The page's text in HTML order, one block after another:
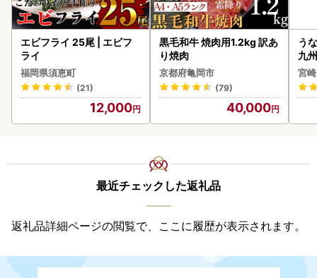
エビフライ 25尾 | エビフ
ライ
福岡県須恵町
(21)
12,000
黒毛和牛 焼肉用1.2kg 訳あ
り焼肉
京都府亀岡市
(79)
40,000
う
九
宮
最近チェックした返礼品
返礼品詳細ページの閲覧で、ここに履歴が表示されます。